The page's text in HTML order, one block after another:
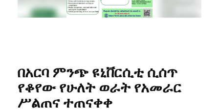
REGISTRAR
PARTNERSHIP
በአርባ ምንጭ ዩኒቨርሲቲ ሲሰጥ
የቆየው የሁለት ወራት የአመራር
ሥልጠና ተጠናቀቀ